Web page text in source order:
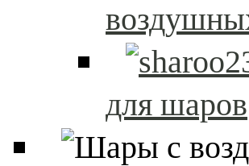
для шаров